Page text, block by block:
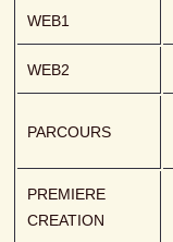
WEB1
WEB2
PARCOURS
PREMIERE
CREATION